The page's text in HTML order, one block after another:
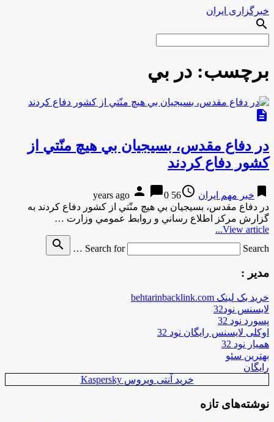
خبرگزاری ایران
search
برچسب: در بي
description
در دفاع مقدس، بسيجيان بي هيچ منّتي از
كشور دفاع كردند
bookmark خبر مهم ایران access_time
56 years ago
person chat_bubble0
در دفاع مقدس، بسيجيان بي هيچ منّتي از كشور دفاع كردند به
گزارش مركز اطلاع رساني و روابط عمومي وزارت …
View article...
Search for
Search …
search
مدیر :
خرید بک لینک behtarinbacklink.com
لایسنس نود32
پسورد نود 32
اوکلی لایسنس رایگان نود 32
همیار نود 32
بهترین سئو
رایگان
خرید آنتی ویروس Kaspersky
نوشته‌های تازه